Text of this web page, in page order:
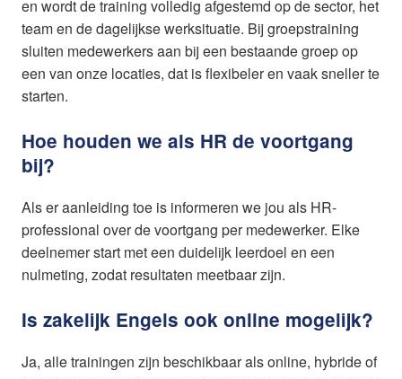
en wordt de training volledig afgestemd op de sector, het
team en de dagelijkse werksituatie. Bij groepstraining
sluiten medewerkers aan bij een bestaande groep op
een van onze locaties, dat is flexibeler en vaak sneller te
starten.
Hoe houden we als HR de voortgang
bij?
Als er aanleiding toe is informeren we jou als HR-
professional over de voortgang per medewerker. Elke
deelnemer start met een duidelijk leerdoel en een
nulmeting, zodat resultaten meetbaar zijn.
Is zakelijk Engels ook online mogelijk?
Ja, alle trainingen zijn beschikbaar als online, hybride of